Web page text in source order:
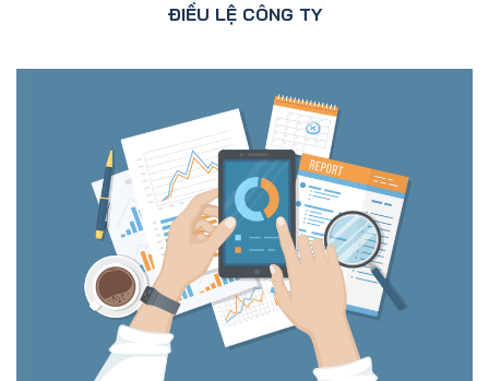
ĐIỀU LỆ CÔNG TY